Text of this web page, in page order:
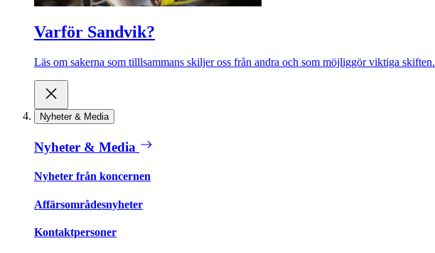
Varför Sandvik?
Läs om sakerna som tilllsammans skiljer oss från andra och som möjliggör viktiga skiften.
Nyheter & Media
Nyheter & Media
Nyheter från koncernen
Affärsområdesnyheter
Kontaktpersoner